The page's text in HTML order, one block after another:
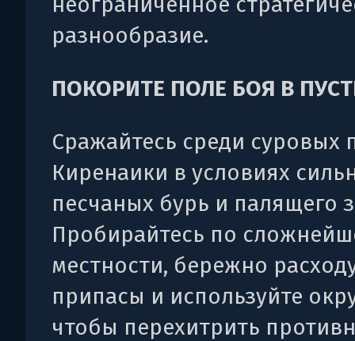
разнообразие.
ПОКОРИТЕ ПОЛЕ БОЯ В
Сражайтесь среди суровых
Киренаики в условиях
песчаных бурь и палящего
Пробирайтесь по
местности, бережно
припасы и используйте
чтобы перехитрить